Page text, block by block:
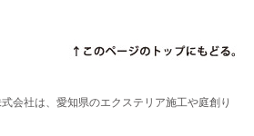
会社は、愛知県のエクステリア施工や庭創り